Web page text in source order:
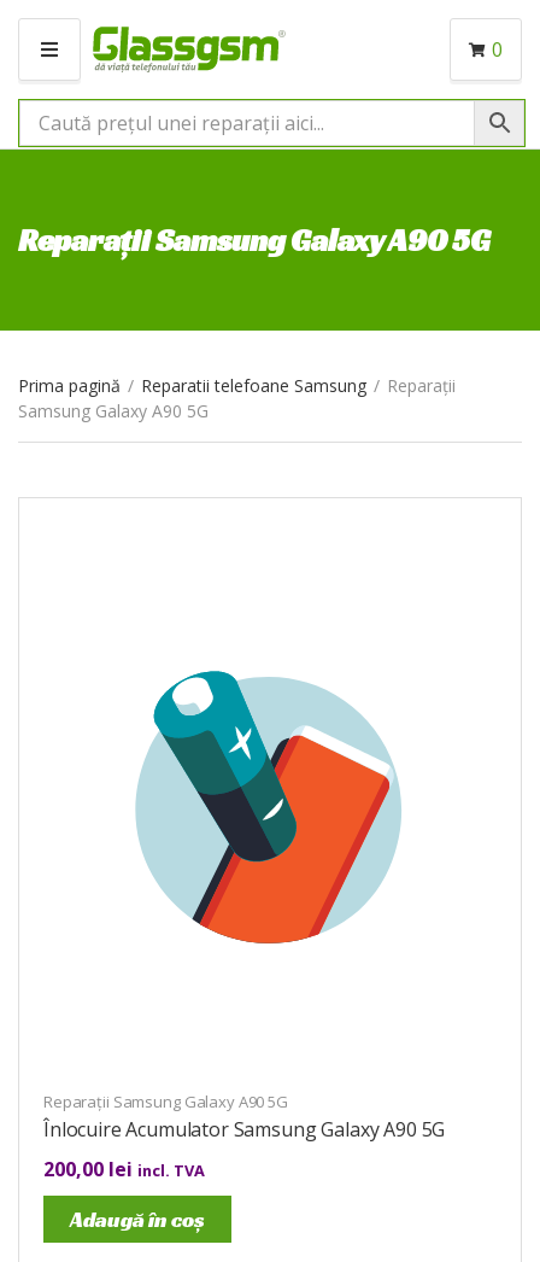
M
N
I
0
Reparații Samsung Galaxy A90 5G
Prima pagină / Reparatii telefoane Samsung / Reparații
Samsung Galaxy A90 5G
Reparații Samsung Galaxy A90 5G
Înlocuire Acumulator Samsung Galaxy A90 5G
200,00 lei incl. TVA
Adaugă în coș